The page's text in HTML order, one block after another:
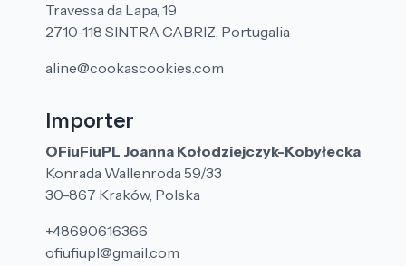
Travessa da Lapa, 19
2710-118 SINTRA CABRIZ, Portugalia
aline@cookascookies.com
Importer
OFiuFiuPL Joanna Kołodziejczyk-Kobyłecka
Konrada Wallenroda 59/33
30-867 Kraków, Polska
+48690616366
ofiufiupl@gmail.com